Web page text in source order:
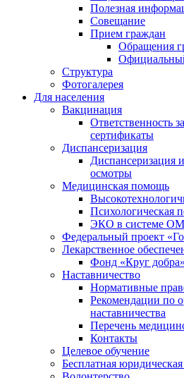
Полезная
Совещание
Прием граждан
Обращения
Структура
Фотогалерея
Для населения
Вакцинация
Ответственность
сертификаты
Диспансеризация
Диспансеризация
осмотры
Медицинская помощь
Психологическая
ЭКО в системе
Федеральный проект
Лекарственное
Фонд «Круг добра»
Наставничество
Нормативные
Рекомендации по
наставничества
Перечень
Контакты
Целевое обучение
Бесплатная